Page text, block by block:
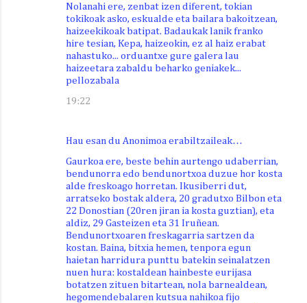
Nolanahi ere, zenbat izen diferent, tokian
tokikoak asko, eskualde eta bailara bakoitzean,
haizeekikoak batipat. Badaukak lanik franko
hire tesian, Kepa, haizeokin, ez al haiz erabat
nahastuko... orduantxe gure galera lau
haizeetara zabaldu beharko geniakek...
pellozabala
19:22
Hau esan du Anonimoa erabiltzaileak…
Gaurkoa ere, beste behin aurtengo udaberrian,
bendunorra edo bendunortxoa duzue hor kosta
alde freskoago horretan. Ikusiberri dut,
arratseko bostak aldera, 20 gradutxo Bilbon eta
22 Donostian (20ren jiran ia kosta guztian), eta
aldiz, 29 Gasteizen eta 31 Iruñean.
Bendunortxoaren freskagarria sartzen da
kostan. Baina, bitxia hemen, tenpora egun
haietan harridura punttu batekin seinalatzen
nuen hura: kostaldean hainbeste eurijasa
botatzen zituen bitartean, nola barnealdean,
hegomendebalaren kutsua nahikoa fijo